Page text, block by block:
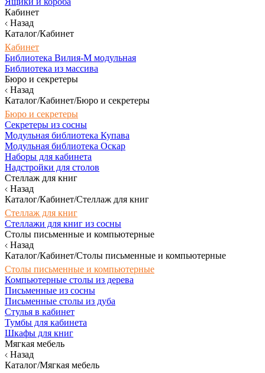
Кабинет
Назад
Каталог/Кабинет
Кабинет
Библиотека Вилия-М модульная
Библиотека из массива
Бюро и секретеры
Назад
Каталог/Кабинет/Бюро и секретеры
Бюро и секретеры
Секретеры из сосны
Модульная библиотека Купава
Модульная библиотека Оскар
Наборы для кабинета
Надстройки для столов
Стеллаж для книг
Назад
Каталог/Кабинет/Стеллаж для книг
Стеллаж для книг
Стеллажи для книг из сосны
Столы письменные и компьютерные
Назад
Каталог/Кабинет/Столы письменные и компьютерные
Столы письменные и компьютерные
Компьютерные столы из дерева
Письменные из сосны
Письменные столы из дуба
Стулья в кабинет
Тумбы для кабинета
Шкафы для книг
Мягкая мебель
Назад
Каталог/Мягкая мебель